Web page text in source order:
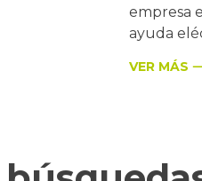
empresa
ayuda
VER MÁS